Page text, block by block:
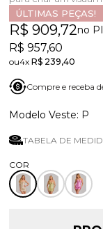
ÚLTIMAS PEÇAS!
R$ 909,72no
R$ 957,60
4xR$ 239,40
Compre e receba
P
TABELA DE